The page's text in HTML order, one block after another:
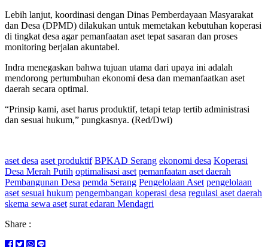
Lebih lanjut, koordinasi dengan Dinas Pemberdayaan Masyarakat
dan Desa (DPMD) dilakukan untuk memetakan kebutuhan koperasi
di tingkat desa agar pemanfaatan aset tepat sasaran dan proses
monitoring berjalan akuntabel.
Indra menegaskan bahwa tujuan utama dari upaya ini adalah
mendorong pertumbuhan ekonomi desa dan memanfaatkan aset
daerah secara optimal.
“Prinsip kami, aset harus produktif, tetapi tetap tertib administrasi
dan sesuai hukum,” pungkasnya. (Red/Dwi)
aset desa aset produktif BPKAD Serang ekonomi desa Koperasi
Desa Merah Putih optimalisasi aset pemanfaatan aset daerah
Pembangunan Desa pemda Serang Pengelolaan Aset pengelolaan
aset sesuai hukum pengembangan koperasi desa regulasi aset daerah
skema sewa aset surat edaran Mendagri
Share :